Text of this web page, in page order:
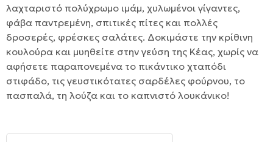
λαχταριστό πολύχρωμο ιμάμ, χυλωμένοι γίγαντες,
φάβα παντρεμένη, σπιτικές πίτες και πολλές
δροσερές, φρέσκες σαλάτες. Δοκιμάστε την κρίθινη
κουλούρα και μυηθείτε στην γεύση της Κέας, χωρίς να
αφήσετε παραπονεμένα το πικάντικο χταπόδι
στιφάδο, τις γευστικότατες σαρδέλες φούρνου, το
πασπαλά, τη λούζα και το καπνιστό λουκάνικο!